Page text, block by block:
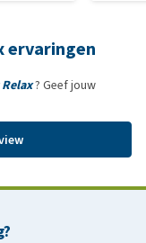
ervaringen
? Geef jouw